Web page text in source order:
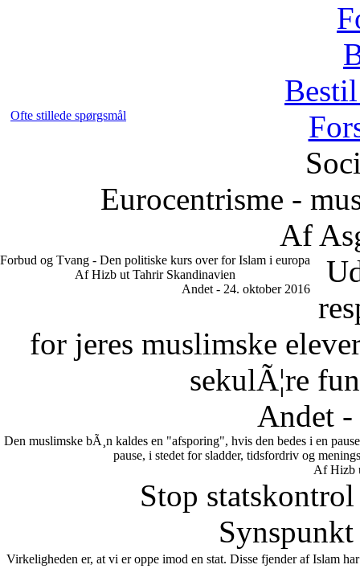
Ofte stillede spørgsmål
Eurocentrisme -
Af
Forbud og Tvang - Den politiske kurs over for Islam i europa
Af Hizb ut Tahrir Skandinavien
Andet - 24. oktober 2016
for jeres muslimske
sekulÃ¦re
Andet
Den muslimske bÃ¸n kaldes en "afsporing", hvis den bedes i en
pause, i stedet for sladder, tidsfordriv og
Af Hizb
Stop
Virkeligheden er, at vi er oppe imod en stat. Disse fjender af Islam